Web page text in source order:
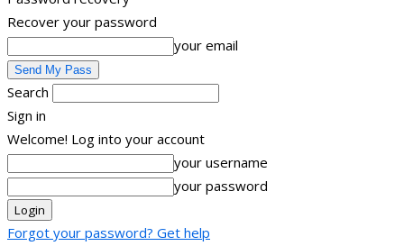
Recover your password
your email
Search
Sign in
Welcome! Log into your account
your username
your password
Forgot your password? Get help